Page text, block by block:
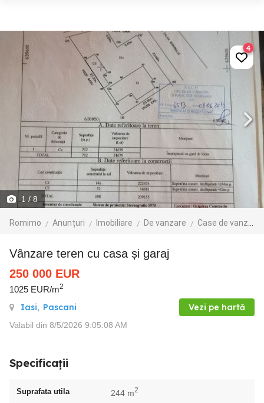
1 / 8
Romimo Anunțuri Imobiliare De vanzare Case de vanzare
4
Vânzare teren cu casa și garaj
250 000 EUR
1025 EUR/m2
Iasi, Pascani Vezi pe hartă
Valabil din 8/5/2026 9:05:08 AM
Specificații
Suprafata utila 244 m2